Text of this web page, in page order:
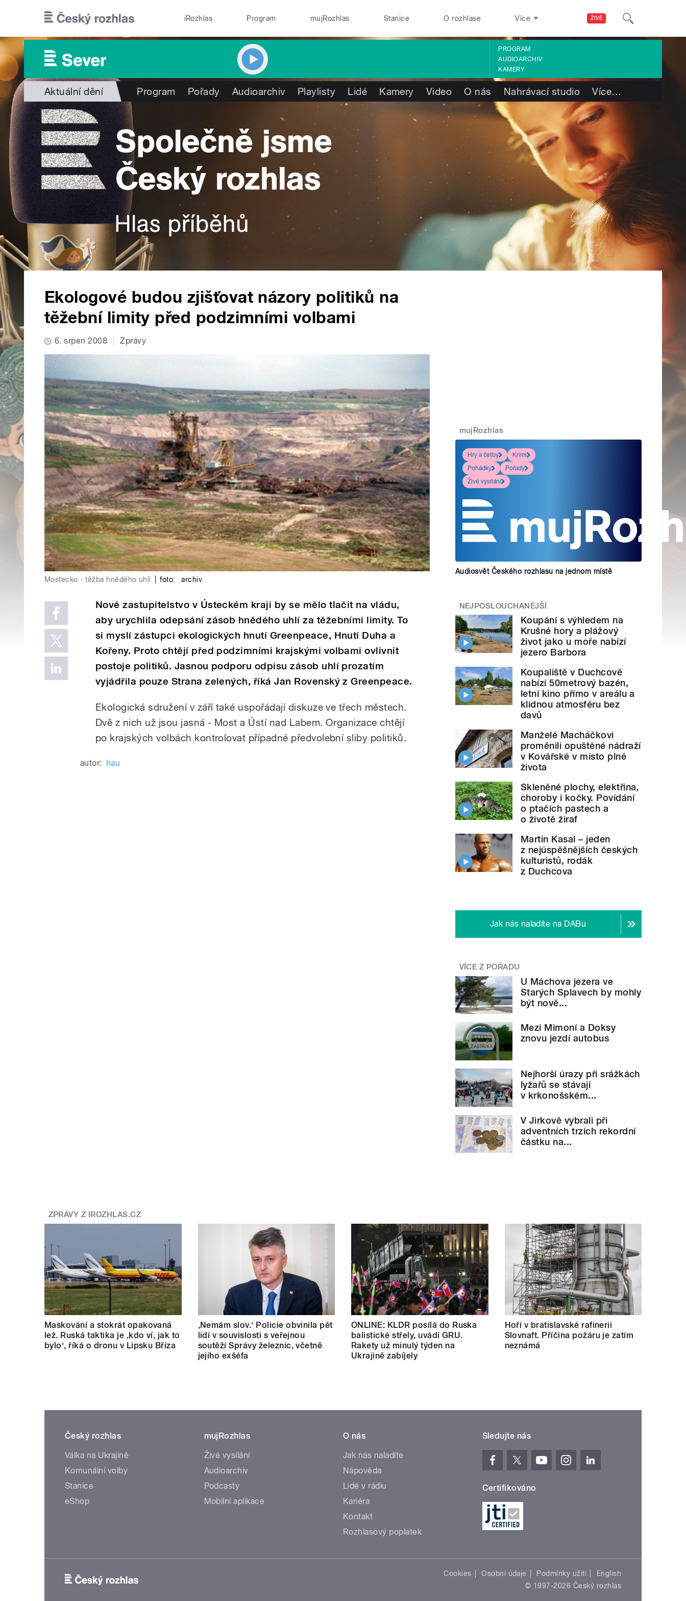
ŽIVĚ
iRozhlas Program mujRozhlas Stanice O rozhlase Více
PROGRAM
AUDIOARCHIV
KAMERY
Aktuální dění Program Pořady Audioarchiv Playlisty Lidé Kamery Video O nás Nahrávací studio Více…
Ekologové budou zjišťovat názory politiků na
těžební limity před podzimními volbami
6. srpen 2008 Zprávy
Mostecko - těžba hnědého uhlí foto: archiv
Nové zastupitelstvo v Ústeckém kraji by se mělo tlačit na vládu,
aby urychlila odepsání zásob hnědého uhlí za těžebními limity. To
si myslí zástupci ekologických hnutí Greenpeace, Hnutí Duha a
Kořeny. Proto chtějí před podzimními krajskými volbami ovlivnit
postoje politiků. Jasnou podporu odpisu zásob uhlí prozatím
vyjádřila pouze Strana zelených, říká Jan Rovenský z Greenpeace.
Ekologická sdružení v září také uspořádají diskuze ve třech městech.
Dvě z nich už jsou jasná - Most a Ústí nad Labem. Organizace chtějí
po krajských volbách kontrolovat případné předvolební sliby politiků.
autor: hau
mujRozhlas
Hry a četby
Krimi
Pohádky
Pořady
Živé vysílání
Audiosvět Českého rozhlasu na jednom místě
NEJPOSLOUCHANĚJŠÍ
Koupání s výhledem na
Krušné hory a plážový
život jako u moře nabízí
jezero Barbora
Koupaliště v Duchcově
nabízí 50metrový bazén,
letní kino přímo v areálu a
klidnou atmosféru bez
davů
Manželé Macháčkovi
proměnili opuštěné nádraží
v Kovářské v místo plné
života
Skleněné plochy, elektřina,
choroby i kočky. Povídání
o ptačích pastech a
o životě žiraf
Martin Kasal – jeden
z nejúspěšnějších českých
kulturistů, rodák
z Duchcova
Jak nás naladíte na DABu
VÍCE Z POŘADU
U Máchova jezera ve
Starých Splavech by mohly
být nově...
Mezi Mimoní a Doksy
znovu jezdí autobus
Nejhorší úrazy při srážkách
lyžařů se stávají
v krkonošském...
V Jirkově vybrali při
adventních trzích rekordní
částku na...
ZPRÁVY Z IROZHLAS.CZ
Maskování a stokrát opakovaná
lež. Ruská taktika je ‚kdo ví, jak to
bylo‘, říká o dronu v Lipsku Bříza
‚Nemám slov.‘ Policie obvinila pět
lidí v souvislosti s veřejnou
soutěží Správy železnic, včetně
jejího exšéfa
ONLINE: KLDR posílá do Ruska
balistické střely, uvádí GRU.
Rakety už minulý týden na
Ukrajině zabíjely
Hoří v bratislavské rafinerii
Slovnaft. Příčina požáru je zatím
neznámá
Český rozhlas
Válka na Ukrajině
Komunální volby
Stanice
eShop
mujRozhlas
Živé vysílání
Audioarchiv
Podcasty
Mobilní aplikace
O nás
Jak nás naladíte
Nápověda
Lidé v rádiu
Kariéra
Kontakt
Rozhlasový poplatek
Sledujte nás
Certifikováno
Cookies Osobní údaje Podmínky užití
English
© 1997-2026 Český rozhlas